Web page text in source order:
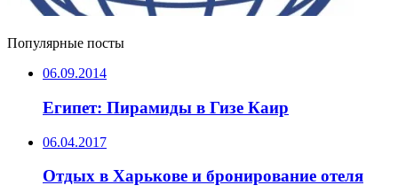
Популярные посты
06.09.2014
Египет: Пирамиды в Гизе Каир
06.04.2017
Отдых в Харькове и бронирование отеля